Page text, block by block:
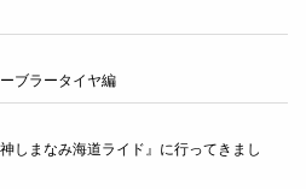
ブラータイヤ編
しまなみ海道ライド』に行ってきまし